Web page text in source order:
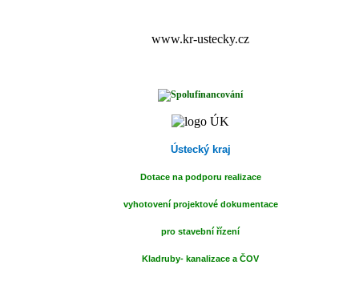
www.kr-ustecky.cz
Ústecký kraj
Dotace na podporu realizace
vyhotovení projektové dokumentace
pro stavební řízení
Kladruby- kanalizace a ČOV